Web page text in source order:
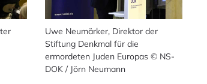
Uwe Neumärker, Direktor der
Stiftung Denkmal für die
ermordeten Juden Europas © NS-
DOK / Jörn Neumann